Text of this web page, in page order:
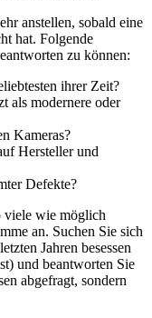
anstellen, sobald eine
hat. Folgende
zu können:
ihrer Zeit?
als modernere oder
Kameras?
Hersteller und
Defekte?
viele wie möglich
an. Suchen Sie sich
Jahren besessen
und beantworten Sie
abgefragt, sondern